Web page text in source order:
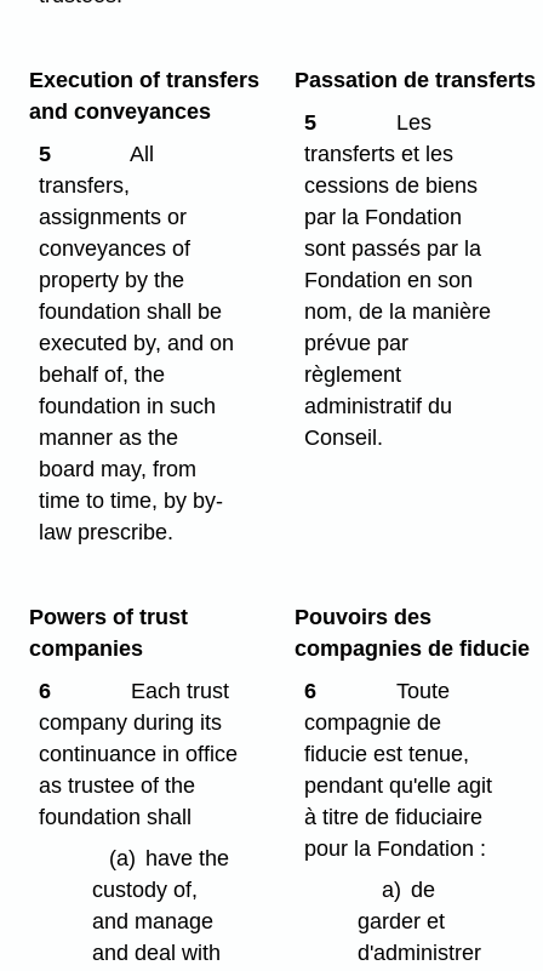
Execution of transfers
and conveyances
5
All
transfers,
assignments or
conveyances of
property by the
foundation shall be
executed by, and on
behalf of, the
foundation in such
manner as the
board may, from
time to time, by by-
law prescribe.
Passation de transferts
5
Les
transferts et les
cessions de biens
par la Fondation
sont passés par la
Fondation en son
nom, de la manière
prévue par
règlement
administratif du
Conseil.
Powers of trust
companies
6
Each trust
company during its
continuance in office
as trustee of the
foundation shall
(a) have the
custody of,
and manage
and deal with
Pouvoirs des
compagnies de fiducie
6
Toute
compagnie de
fiducie est tenue,
pendant qu'elle agit
à titre de fiduciaire
pour la Fondation :
a) de
garder et
d'administrer